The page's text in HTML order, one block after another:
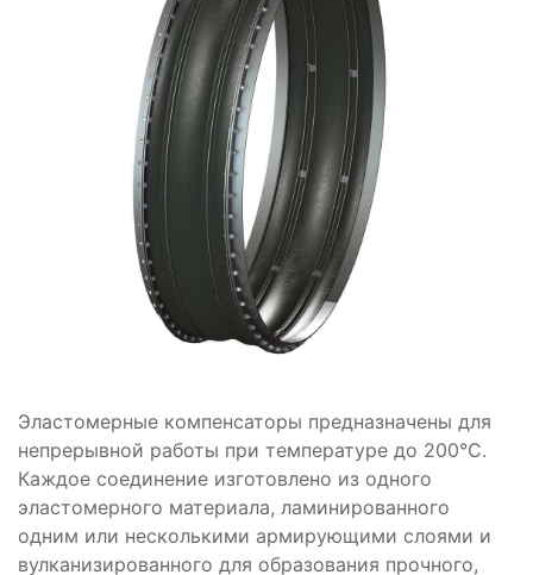
Эластомерные компенсаторы предназначены для
непрерывной работы при температуре до 200°C.
Каждое соединение изготовлено из одного
эластомерного материала, ламинированного
одним или несколькими армирующими слоями и
вулканизированного для образования прочного,